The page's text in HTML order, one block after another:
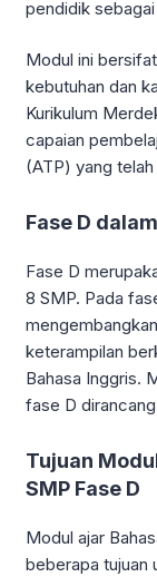
pendidik
Modul ini
kebutuhan dan
Kurikulum
capaian
(ATP) yang
Fase D
Fase D
8 SMP. Pada
keterampilan
Bahasa Inggris.
fase D
Tujuan
SMP Fase D
Modul ajar
beberapa tujuan